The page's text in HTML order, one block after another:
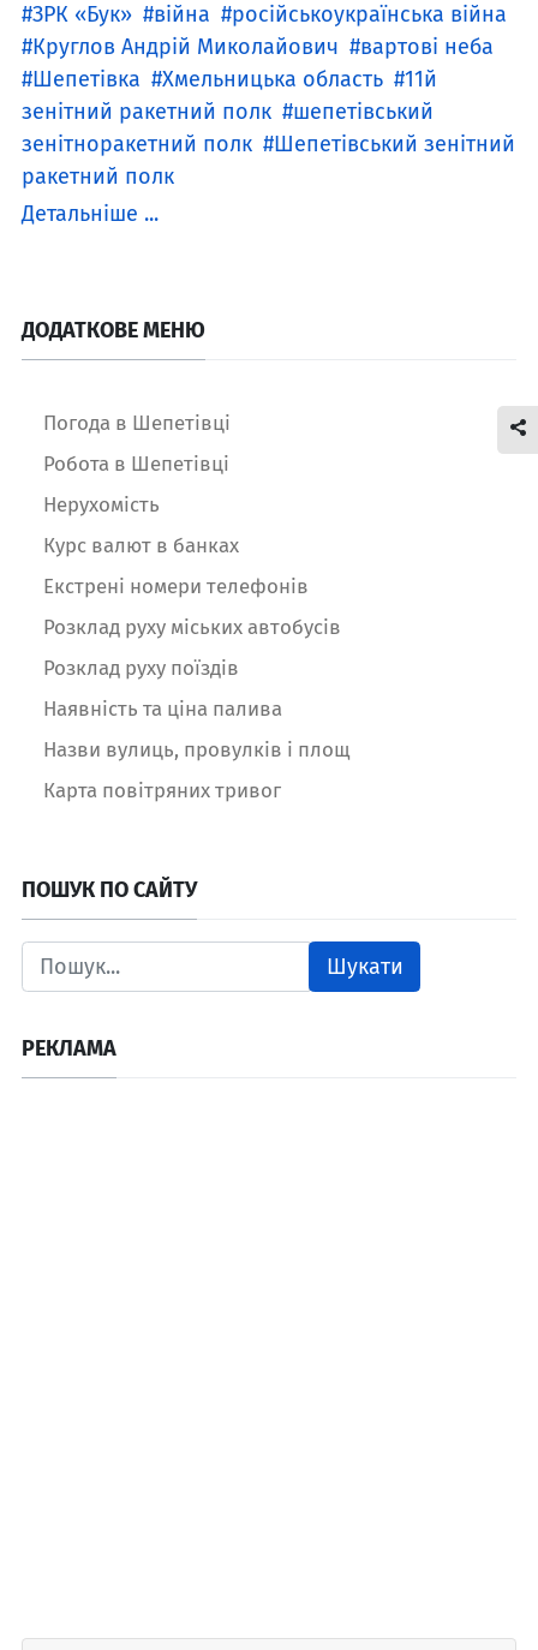
ЗРК «Бук» війна
російськоукраїнська війна
Круглов Андрій Миколайович
вартові неба
Шепетівка
Хмельницька область
11й
зенітний ракетний полк
шепетівський
зенітноракетний полк
Шепетівський зенітний
ракетний полк
Детальніше ...
ДОДАТКОВЕ МЕНЮ
Погода в Шепетівці
Робота в Шепетівці
Нерухомість
Курс валют в банках
Екстрені номери телефонів
Розклад руху міських автобусів
Розклад руху поїздів
Наявність та ціна палива
Назви вулиць, провулків і площ
Карта повітряних тривог
ПОШУК ПО САЙТУ
Шукати
РЕКЛАМА